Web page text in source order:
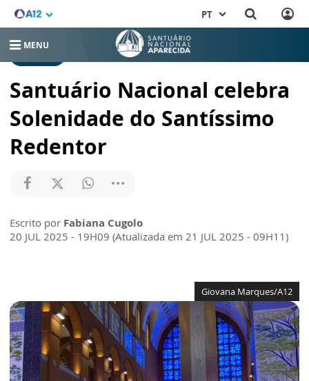
PT
MENU
Santuário Nacional celebra
Solenidade do Santíssimo
Redentor
Escrito por Fabiana Cugolo
20 JUL 2025 - 19H09 (Atualizada em 21 JUL 2025 - 09H11)
Giovana Marques/A12